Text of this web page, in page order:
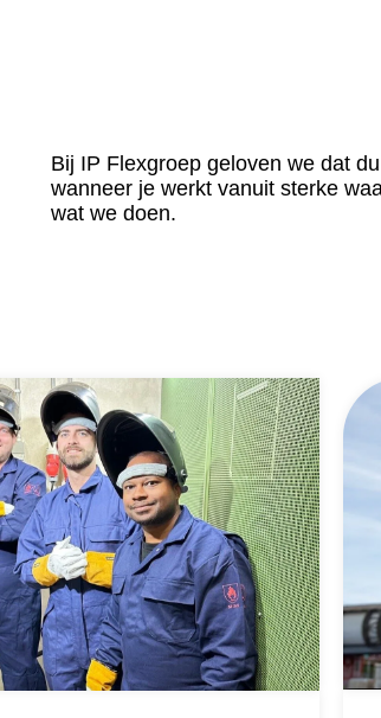
Bij IP Flexgroep geloven we dat
wanneer je werkt vanuit sterke
wat we doen.